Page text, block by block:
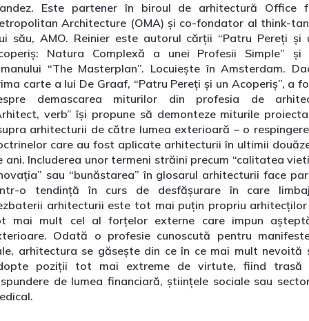
Este partener în biroul de arhitectură Office
Architecture (OMA) și co-fondator al think-
său, AMO. Reinier este autorul cărții “Patru Pereți și
Natura Complexă a unei Profesii Simple” și
“The Masterplan”. Locuiește în Amsterdam.
carte a lui De Graaf, “Patru Pereți și un Acoperiș”, a
demascarea miturilor din profesia de
verb” își propune să demonteze miturile
arhitecturii de către lumea exterioară – o
care au fost aplicate arhitecturii în ultimii
ani. Includerea unor termeni străini precum “calitatea
sau “bunăstarea” în glosarul arhitecturii face
o tendință în curs de desfășurare în care
arhitecturii este tot mai puțin propriu
mai mult cel al forțelor externe care impun
Odată o profesie cunoscută pentru
arhitectura se găsește din ce în ce mai mult nevoită
poziții tot mai extreme de virtute, fiind trasă
de lumea financiară, științele sociale sau